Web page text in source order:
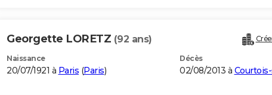
Georgette LORETZ (92 ans)
Naissance
20/07/1921 à Paris (Paris)
Décès
02/08/2013 à